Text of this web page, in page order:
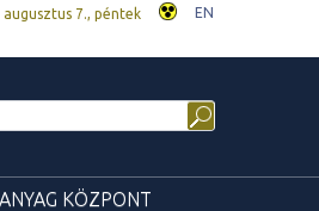
augusztus 7., péntek EN
KÖZPONT